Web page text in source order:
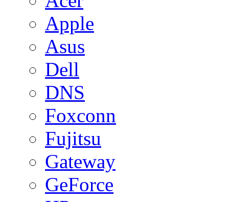
Apple
Asus
Dell
DNS
Foxconn
Fujitsu
Gateway
GeForce